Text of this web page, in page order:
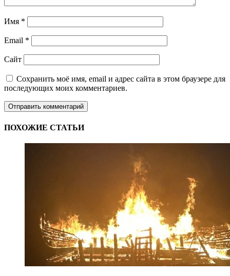
Имя *
Email *
Сайт
Сохранить моё имя, email и адрес сайта в этом браузере для
последующих моих комментариев.
ПОХОЖИЕ СТАТЬИ